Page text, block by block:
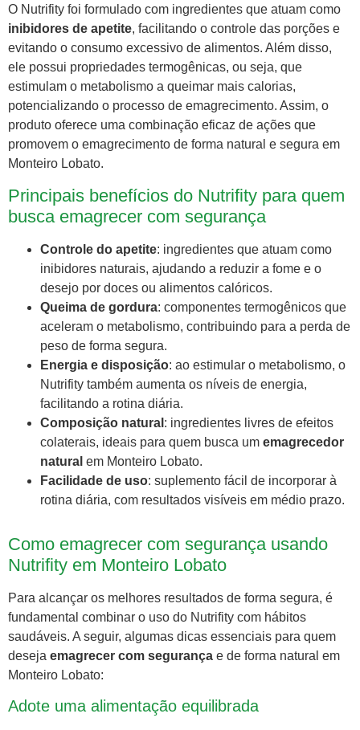
O Nutrifity foi formulado com ingredientes que atuam como
inibidores de apetite, facilitando o controle das porções e
evitando o consumo excessivo de alimentos. Além disso,
ele possui propriedades termogênicas, ou seja, que
estimulam o metabolismo a queimar mais calorias,
potencializando o processo de emagrecimento. Assim, o
produto oferece uma combinação eficaz de ações que
promovem o emagrecimento de forma natural e segura em
Monteiro Lobato.
Principais benefícios do Nutrifity para quem
busca emagrecer com segurança
Controle do apetite: ingredientes que atuam como
inibidores naturais, ajudando a reduzir a fome e o
desejo por doces ou alimentos calóricos.
Queima de gordura: componentes termogênicos que
aceleram o metabolismo, contribuindo para a perda de
peso de forma segura.
Energia e disposição: ao estimular o metabolismo, o
Nutrifity também aumenta os níveis de energia,
facilitando a rotina diária.
Composição natural : ingredientes livres de efeitos
colaterais, ideais para quem busca um emagrecedor
natural em Monteiro Lobato.
Facilidade de uso: suplemento fácil de incorporar à
rotina diária, com resultados visíveis em médio prazo.
Como emagrecer com segurança usando
Nutrifity em Monteiro Lobato
Para alcançar os melhores resultados de forma segura, é
fundamental combinar o uso do Nutrifity com hábitos
saudáveis. A seguir, algumas dicas essenciais para quem
deseja emagrecer com segurança e de forma natural em
Monteiro Lobato:
Adote uma alimentação equilibrada